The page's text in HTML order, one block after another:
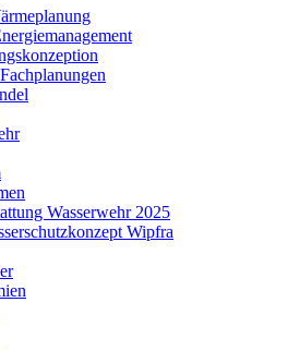
Wasserwehr 2025
Wipfra